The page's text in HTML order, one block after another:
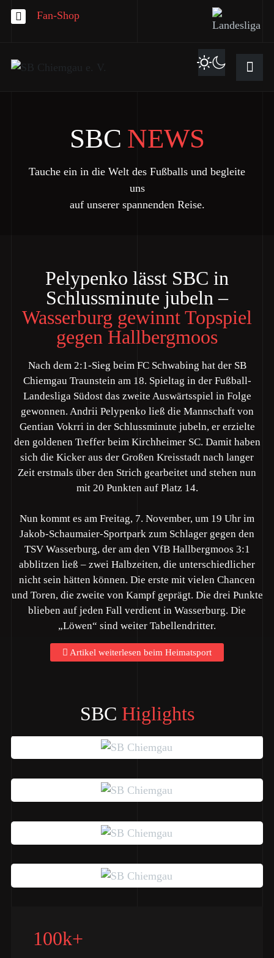
Fan-Shop
SBC NEWS
Tauche ein in die Welt des Fußballs und begleite
uns
auf unserer spannenden Reise.
Pelypenko lässt SBC in
Schlussminute jubeln –
Wasserburg gewinnt Topspiel
gegen Hallbergmoos
Nach dem 2:1-Sieg beim FC Schwabing hat der SB
Chiemgau Traunstein am 18. Spieltag in der Fußball-
Landesliga Südost das zweite Auswärtsspiel in Folge
gewonnen. Andrii Pelypenko ließ die Mannschaft von
Gentian Vokrri in der Schlussminute jubeln, er erzielte
den goldenen Treffer beim Kirchheimer SC. Damit haben
sich die Kicker aus der Großen Kreisstadt nach langer
Zeit erstmals über den Strich gearbeitet und stehen nun
mit 20 Punkten auf Platz 14.
Nun kommt es am Freitag, 7. November, um 19 Uhr im
Jakob-Schaumaier-Sportpark zum Schlager gegen den
TSV Wasserburg, der am den VfB Hallbergmoos 3:1
abblitzen ließ – zwei Halbzeiten, die unterschiedlicher
nicht sein hätten können. Die erste mit vielen Chancen
und Toren, die zweite von Kampf geprägt. Die drei Punkte
blieben auf jeden Fall verdient in Wasserburg. Die
„Löwen“ sind weiter Tabellendritter.
Artikel weiterlesen beim Heimatsport
SBC Higlights
100k+